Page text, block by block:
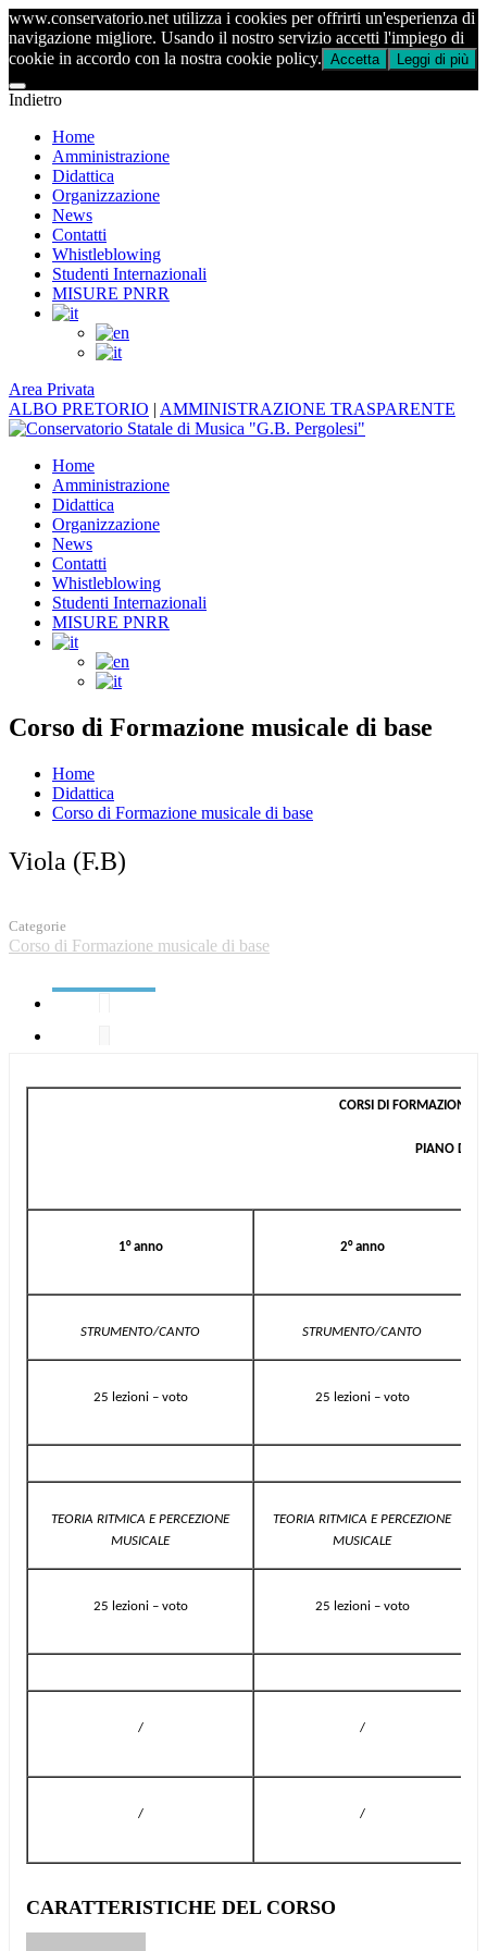
www.conservatorio.net utilizza i cookies per offrirti un'esperienza di
navigazione migliore. Usando il nostro servizio accetti l'impiego di
cookie in accordo con la nostra cookie policy. Accetta Leggi di più
Indietro
Home
Amministrazione
Didattica
Organizzazione
News
Contatti
Whistleblowing
Studenti Internazionali
MISURE PNRR
Area Privata
ALBO PRETORIO | AMMINISTRAZIONE TRASPARENTE
Home
Amministrazione
Didattica
Organizzazione
News
Contatti
Whistleblowing
Studenti Internazionali
MISURE PNRR
Corso di Formazione musicale di base
Home
Didattica
Corso di Formazione musicale di base
Viola (F.B)
Categorie
Corso di Formazione musicale di base
CORSI DI FORMAZIONE
PIANO DI
1° anno 2° anno
STRUMENTO/CANTO STRUMENTO/CANTO
25 lezioni – voto 25 lezioni – voto
TEORIA RITMICA E PERCEZIONE
MUSICALE
TEORIA RITMICA E PERCEZIONE
MUSICALE
25 lezioni – voto 25 lezioni – voto
/ /
/ /
CARATTERISTICHE DEL CORSO